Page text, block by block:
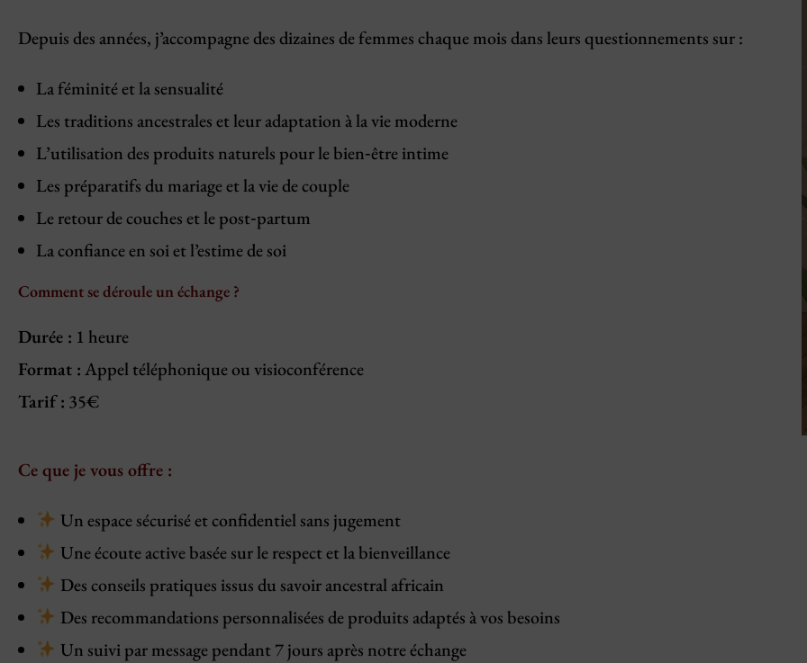
Depuis des années, j’accompagne des dizaines de femmes chaque mois dans leurs questionnements sur :
La féminité et la sensualité
Les traditions ancestrales et leur adaptation à la vie moderne
L’utilisation des produits naturels pour le bien‑être intime
Les préparatifs du mariage et la vie de couple
Le retour de couches et le post‑partum
La confiance en soi et l’estime de soi
Comment se déroule un échange ?
Durée : 1 heure
Format :Appel téléphonique ou visioconférence
Tarif : 35€
Ce que je vous offre :
Un espace sécurisé et confidentiel sans jugement
Une écoute active basée sur le respect et la bienveillance
Des conseils pratiques issus du savoir ancestral africain
Des recommandations personnalisées de produits adaptés à vos besoins
Un suivi par message pendant 7 jours après notre échange